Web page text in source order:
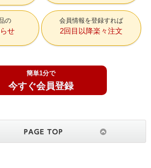
の
せ
会員情報を登録すれば
2回目以降楽々注文
簡単1分で
今すぐ会員登録